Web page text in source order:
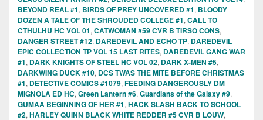
BEYOND REAL #1, BIRDS OF PREY UNCOVERED #1, BLOODY
DOZEN A TALE OF THE SHROUDED COLLEGE #1, CALL TO
CTHULHU HC VOL 01, CATWOMAN #59 CVR B TIRSO CONS,
DANGER STREET #12, DAREDEVIL AND ECHO TP, DAREDEVIL
EPIC COLLECTION TP VOL 15 LAST RITES, DAREDEVIL GANG WAR
#1, DARK KNIGHTS OF STEEL HC VOL 02, DARK X-MEN #5,
DARKWING DUCK #10, DCS TWAS THE MITE BEFORE CHRISTMAS
#1, DETECTIVE COMICS #1079, FEEDING DANGEROUSLY DM
MIGNOLA ED HC, Green Lantern #6, Guardians of the Galaxy #9,
GUMAA BEGINNING OF HER #1, HACK SLASH BACK TO SCHOOL
#2, HARLEY QUINN BLACK WHITE REDDER #5 CVR B LOUW,